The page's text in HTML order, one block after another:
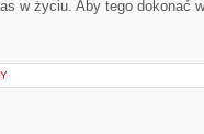
w życiu. Aby tego dokonać